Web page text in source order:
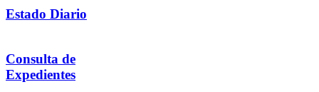
Estado Diario
Consulta de
Expedientes